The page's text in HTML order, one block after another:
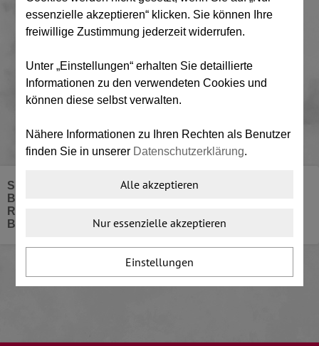
SENDEN SIE UNS EIN BILD UND WIR GEBEN IHNEN
BESCHEID WELCHES PRODUKT FÜR SIE DAS
RICHTIGE IST ODER RUFEN SIE UNS AN UND WIR
BERATEN SIE GERNE.
Bitte melden Sie sich mit Ihrem Benutzernamen und
Passwort an.
Passwort
essenzielle akzeptieren“ klicken. Sie können Ihre
freiwillige Zustimmung jederzeit widerrufen.
Unter „Einstellungen“ erhalten Sie detaillierte
Informationen zu den verwendeten Cookies und
können diese selbst verwalten.
Nähere Informationen zu Ihren Rechten als Benutzer
finden Sie in unserer Datenschutzerklärung.
Alle akzeptieren
Nur essenzielle akzeptieren
Einstellungen